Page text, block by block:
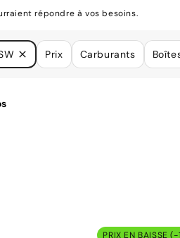
répondre à vos besoins.
Prix Carburants
PRIX EN BAISSE